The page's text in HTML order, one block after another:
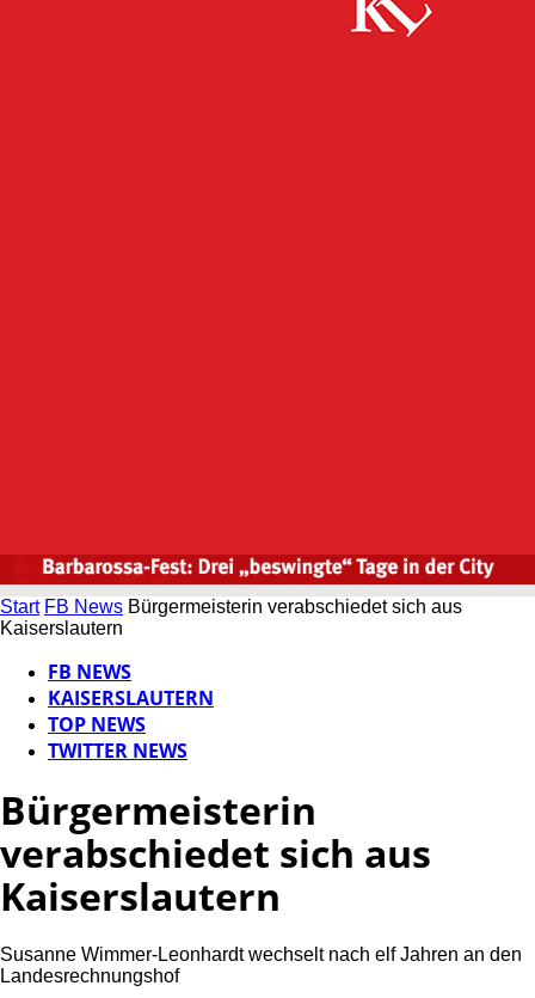
Start FB News Bürgermeisterin verabschiedet sich aus
Kaiserslautern
FB NEWS
KAISERSLAUTERN
TOP NEWS
TWITTER NEWS
Bürgermeisterin
verabschiedet sich aus
Kaiserslautern
Susanne Wimmer-Leonhardt wechselt nach elf Jahren an den
Landesrechnungshof